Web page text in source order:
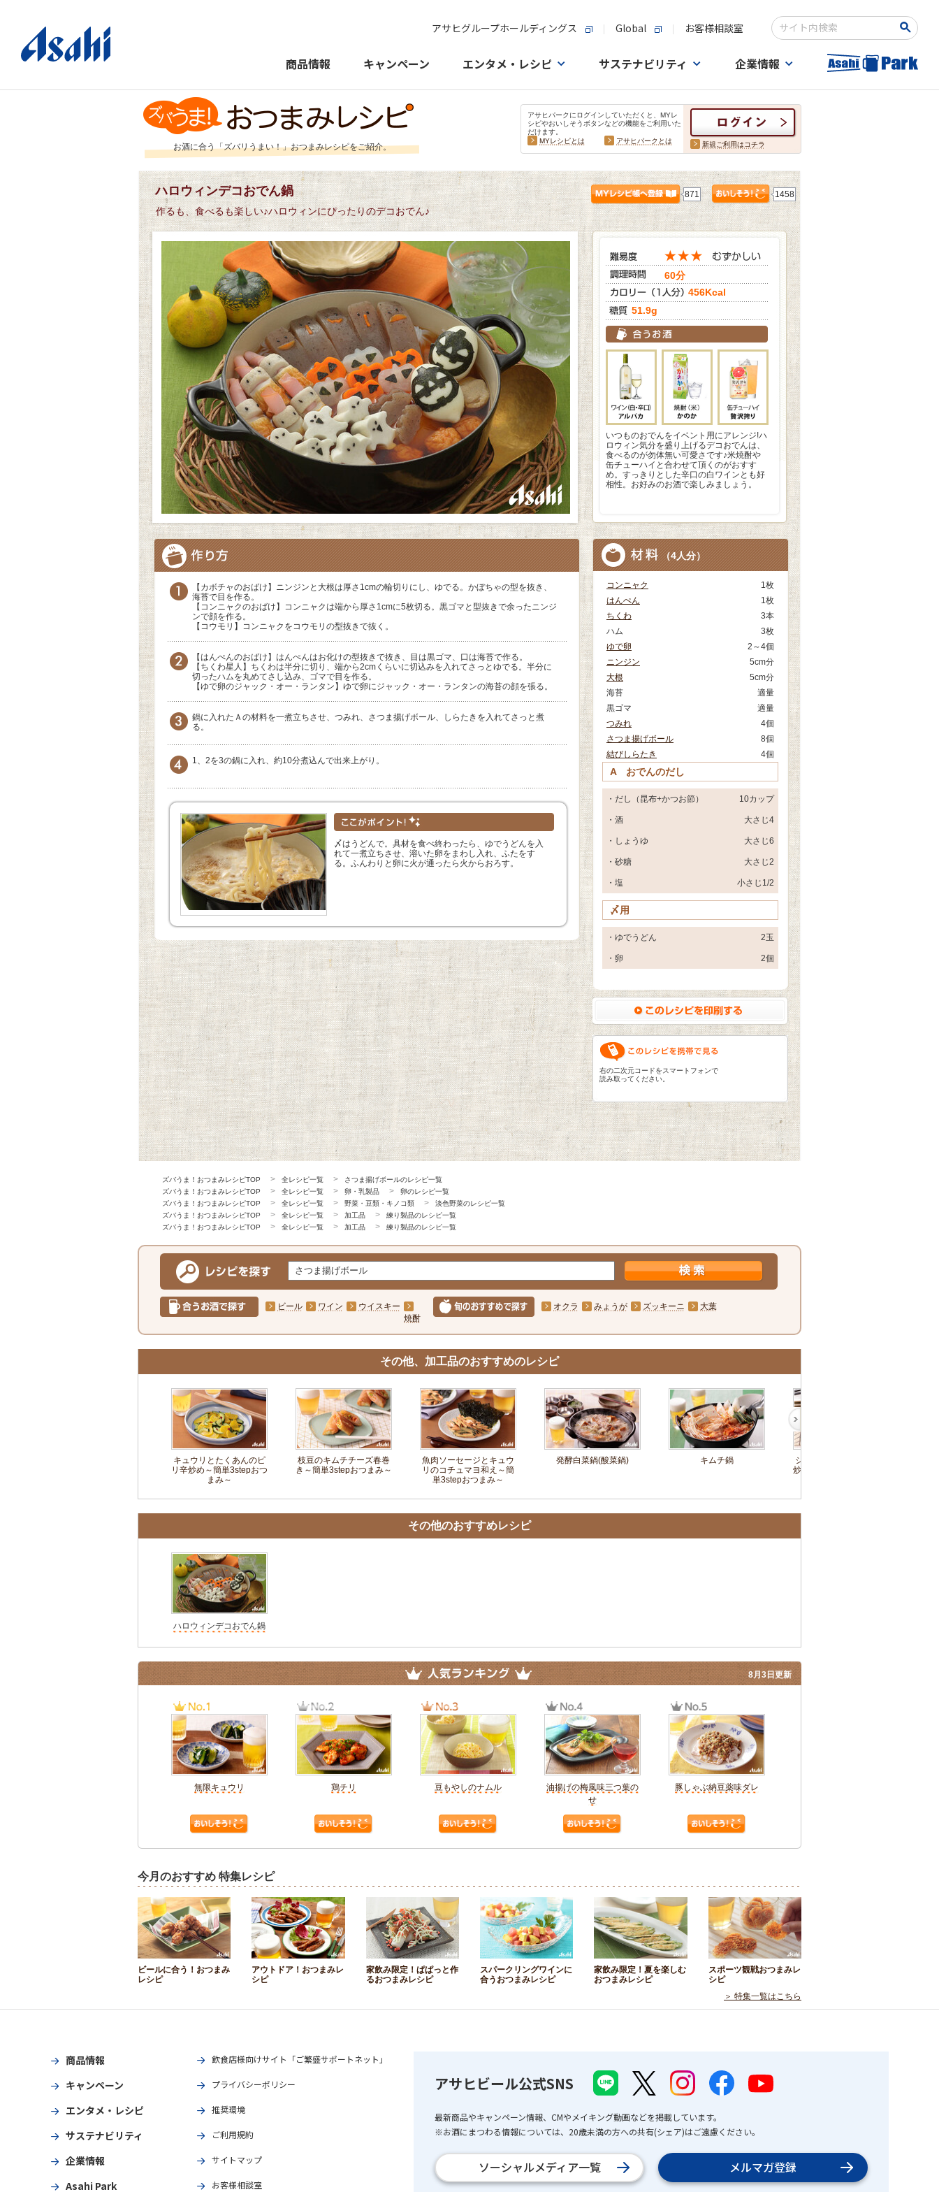
アサヒグループホールディングス Global お客様相談室
検索キーワード入力
商品情報 キャンペーン エンタメ・レシピ サステナビリティ 企業情報
お酒に合う「ズバリうまい！」おつまみレシピをご紹介。
アサヒパークにログインしていただくと、MYレ
シピやおいしそうボタンなどの機能をご利用いた
だけます。
MYレシピとは
アサヒパークとは 新規ご利用はコチラ
ハロウィンデコおでん鍋 871 1458
作るも、食べるも楽しい♪ハロウィンにぴったりのデコおでん♪
60分
456Kcal
51.9g
いつものおでんをイベント用にアレンジ!ハ
ロウィン気分を盛り上げるデコおでんは、
食べるのが勿体無い可愛さです♪米焼酎や
缶チューハイと合わせて頂くのがおすす
め。すっきりとした辛口の白ワインとも好
相性。お好みのお酒で楽しみましょう。
【カボチャのおばけ】ニンジンと大根は厚さ1cmの輪切りにし、ゆでる。かぼちゃの型を抜き、
海苔で目を作る。
【コンニャクのおばけ】コンニャクは端から厚さ1cmに5枚切る。黒ゴマと型抜きで余ったニンジ
ンで顔を作る。
【コウモリ】コンニャクをコウモリの型抜きで抜く。
【はんぺんのおばけ】はんぺんはお化けの型抜きで抜き、目は黒ゴマ、口は海苔で作る。
【ちくわ星人】ちくわは半分に切り、端から2cmくらいに切込みを入れてさっとゆでる。半分に
切ったハムを丸めてさし込み、ゴマで目を作る。
【ゆで卵のジャック・オー・ランタン】ゆで卵にジャック・オー・ランタンの海苔の顔を張る。
鍋に入れたＡの材料を一煮立ちさせ、つみれ、さつま揚げボール、しらたきを入れてさっと煮
る。
1、2を3の鍋に入れ、約10分煮込んで出来上がり。
〆はうどんで。具材を食べ終わったら、ゆでうどんを入
れて一煮立ちさせ、溶いた卵をまわし入れ、ふたをす
る。ふんわりと卵に火が通ったら火からおろす。
（4人分）
コンニャク
1枚
はんぺん
1枚
ちくわ
3本
ハム
3枚
ゆで卵
2～4個
ニンジン
5cm分
大根
5cm分
海苔
適量
黒ゴマ
適量
つみれ
4個
さつま揚げボール
8個
結びしらたき
4個
A おでんのだし
・だし（昆布+かつお節） 10カップ
・酒 大さじ4
・しょうゆ 大さじ6
・砂糖 大さじ2
・塩 小さじ1/2
〆用
・ゆでうどん 2玉
・卵 2個
右の二次元コードをスマートフォンで
読み取ってください。
ズバうま！おつまみレシピTOP 全レシピ一覧
さつま揚げボールのレシピ一覧
ズバうま！おつまみレシピTOP
全レシピ一覧 卵・乳製品
卵のレシピ一覧
ズバうま！おつまみレシピTOP
全レシピ一覧 野菜・豆類・キノコ類
淡色野菜のレシピ一覧
ズバうま！おつまみレシピTOP
全レシピ一覧 加工品
練り製品のレシピ一覧
ズバうま！おつまみレシピTOP
全レシピ一覧 加工品 練り製品のレシピ一覧
ビール ワイン
ウイスキー
焼酎
オクラ みょうが ズッキーニ 大葉
その他、加工品のおすすめのレシピ
キュウリとたくあんのピ
リ辛炒め～簡単3stepおつ
まみ～
枝豆のキムチチーズ春巻
き～簡単3stepおつまみ～
魚肉ソーセージとキュウ
リのコチュマヨ和え～簡
単3stepおつまみ～
発酵白菜鍋(酸菜鍋) キムチ鍋
ジャガイモとザーサイの
炒め物～簡単3stepおつま
その他のおすすめレシピ
ハロウィンデコおでん鍋
無限キュウリ 鶏チリ 豆もやしのナムル
油揚げの梅風味三つ葉の
せ
豚しゃぶ納豆薬味ダレ
8月3日更新
今月のおすすめ 特集レシピ
ビールに合う！おつまみ
レシピ
アウトドア！おつまみレ
シピ
家飲み限定！ぱぱっと作
るおつまみレシピ
スパークリングワインに
合うおつまみレシピ
家飲み限定！夏を楽しむ
おつまみレシピ
スポーツ観戦おつまみレ
シピ
＞ 特集一覧はこちら
商品情報
キャンペーン
エンタメ・レシピ
サステナビリティ
企業情報
Asahi Park
飲食店様向けサイト「ご繁盛サポートネット」
プライバシーポリシー
推奨環境
ご利用規約
サイトマップ
お客様相談室
アサヒビール公式SNS
最新商品やキャンペーン情報、CMやメイキング動画などを掲載しています。
※お酒にまつわる情報については、20歳未満の方への共有(シェア)はご遠慮ください。
ソーシャルメディア一覧 メルマガ登録